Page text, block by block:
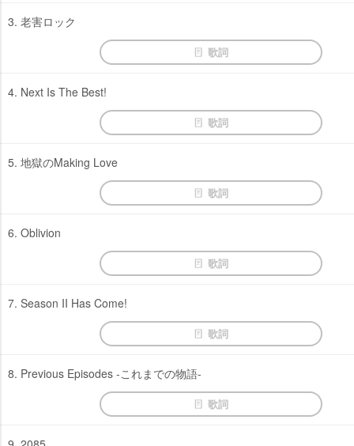
3. 老害ロック
歌詞
4. Next Is The Best!
歌詞
5. 地獄のMaking Love
歌詞
6. Oblivion
歌詞
7. Season II Has Come!
歌詞
8. Previous Episodes -これまでの物語-
歌詞